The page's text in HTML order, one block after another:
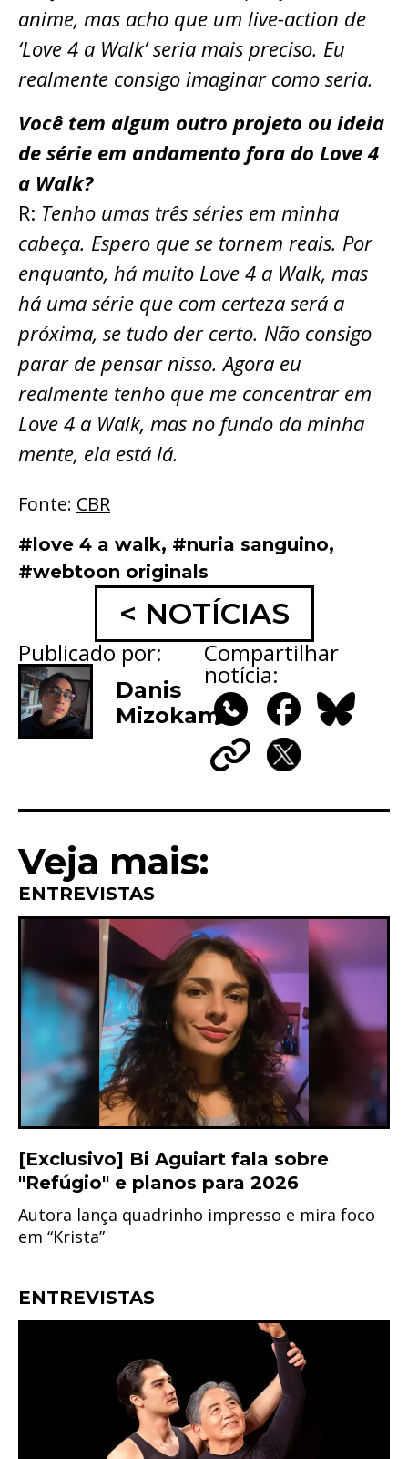
anime, mas acho que um live-action de
‘Love 4 a Walk’ seria mais preciso. Eu
realmente consigo imaginar como seria.
Você tem algum outro projeto ou ideia
de série em andamento fora do Love 4
a Walk?
R: Tenho umas três séries em minha
cabeça. Espero que se tornem reais. Por
enquanto, há muito Love 4 a Walk, mas
há uma série que com certeza será a
próxima, se tudo der certo. Não consigo
parar de pensar nisso. Agora eu
realmente tenho que me concentrar em
Love 4 a Walk, mas no fundo da minha
mente, ela está lá.
Fonte: CBR
#love 4 a walk, #nuria sanguino,
#webtoon originals
< NOTÍCIAS
Publicado por:
Danis
Mizokami
Compartilhar
notícia:
WhatsAppFacebook
Veja mais:
ENTREVISTAS
[Exclusivo] Bi Aguiart fala sobre
"Refúgio" e planos para 2026
Autora lança quadrinho impresso e mira foco
em “Krista”
ENTREVISTAS